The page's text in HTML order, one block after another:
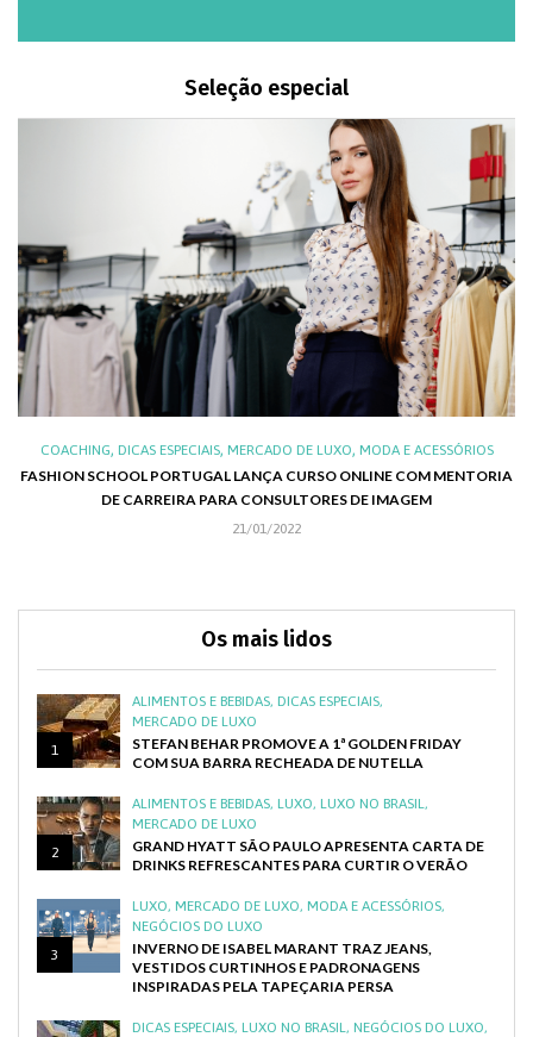
Seleção especial
COACHING, DICAS ESPECIAIS, MERCADO DE LUXO, MODA E ACESSÓRIOS
FASHION SCHOOL PORTUGAL LANÇA CURSO ONLINE COM MENTORIA
DE CARREIRA PARA CONSULTORES DE IMAGEM
21/01/2022
Os mais lidos
1
ALIMENTOS E BEBIDAS, DICAS ESPECIAIS,
MERCADO DE LUXO
STEFAN BEHAR PROMOVE A 1ª GOLDEN FRIDAY
COM SUA BARRA RECHEADA DE NUTELLA
2
ALIMENTOS E BEBIDAS, LUXO, LUXO NO BRASIL ,
MERCADO DE LUXO
GRAND HYATT SÃO PAULO APRESENTA CARTA DE
DRINKS REFRESCANTES PARA CURTIR O VERÃO
3
LUXO, MERCADO DE LUXO, MODA E ACESSÓRIOS,
NEGÓCIOS DO LUXO
INVERNO DE ISABEL MARANT TRAZ JEANS,
VESTIDOS CURTINHOS E PADRONAGENS
INSPIRADAS PELA TAPEÇARIA PERSA
DICAS ESPECIAIS, LUXO NO BRASIL , NEGÓCIOS DO LUXO,